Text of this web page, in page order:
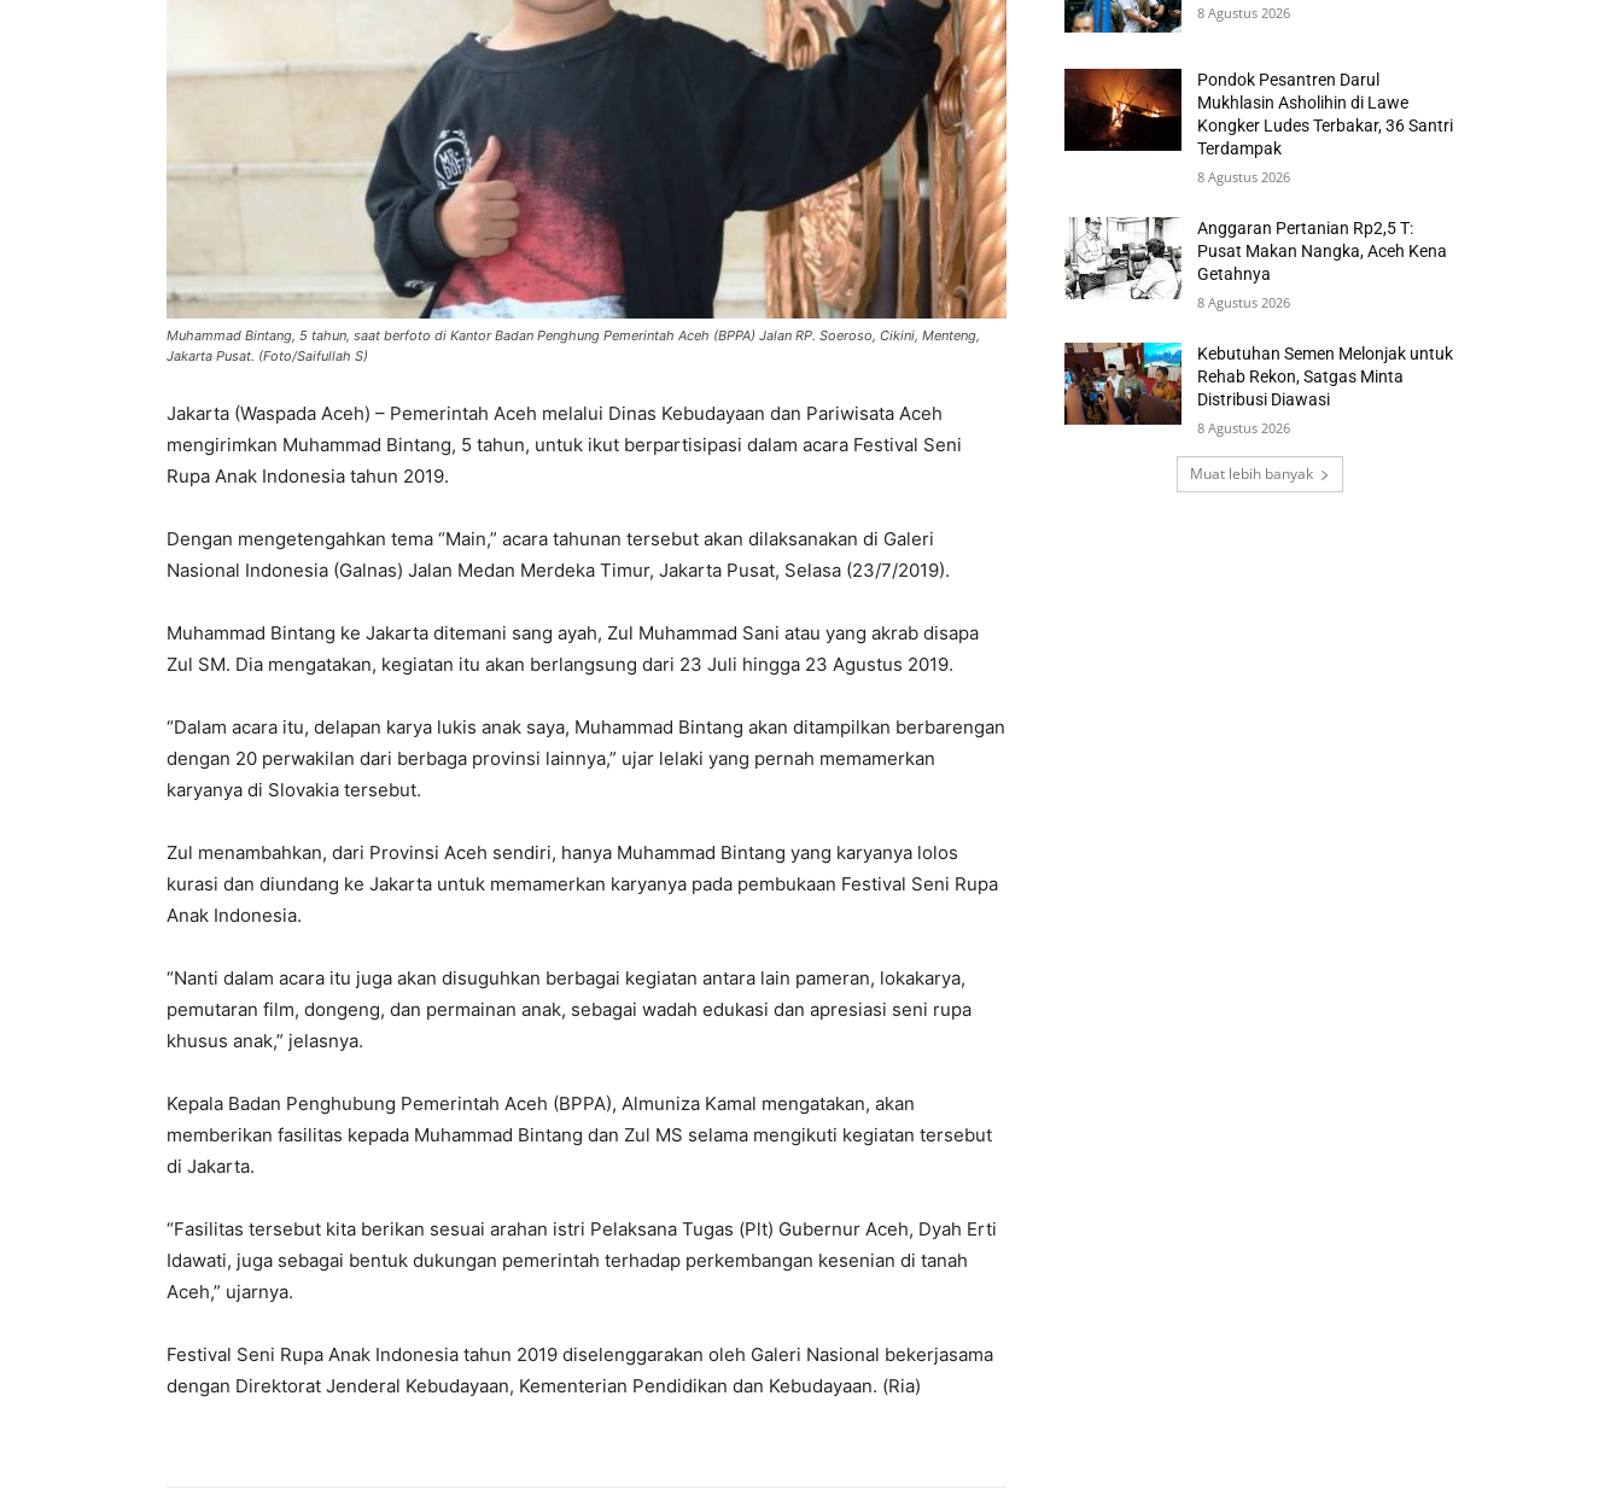
Muhammad Bintang, 5 tahun, saat berfoto di Kantor Badan Penghung Pemerintah Aceh (BPPA) Jalan RP. Soeroso, Cikini, Menteng,
Jakarta Pusat. (Foto/Saifullah S)
Jakarta (Waspada Aceh) – Pemerintah Aceh melalui Dinas Kebudayaan dan Pariwisata Aceh
mengirimkan Muhammad Bintang, 5 tahun, untuk ikut berpartisipasi dalam acara Festival Seni
Rupa Anak Indonesia tahun 2019.
Dengan mengetengahkan tema “Main,” acara tahunan tersebut akan dilaksanakan di Galeri
Nasional Indonesia (Galnas) Jalan Medan Merdeka Timur, Jakarta Pusat, Selasa (23/7/2019).
Muhammad Bintang ke Jakarta ditemani sang ayah, Zul Muhammad Sani atau yang akrab disapa
Zul SM. Dia mengatakan, kegiatan itu akan berlangsung dari 23 Juli hingga 23 Agustus 2019.
“Dalam acara itu, delapan karya lukis anak saya, Muhammad Bintang akan ditampilkan berbarengan
dengan 20 perwakilan dari berbaga provinsi lainnya,” ujar lelaki yang pernah memamerkan
karyanya di Slovakia tersebut.
Zul menambahkan, dari Provinsi Aceh sendiri, hanya Muhammad Bintang yang karyanya lolos
kurasi dan diundang ke Jakarta untuk memamerkan karyanya pada pembukaan Festival Seni Rupa
Anak Indonesia.
“Nanti dalam acara itu juga akan disuguhkan berbagai kegiatan antara lain pameran, lokakarya,
pemutaran film, dongeng, dan permainan anak, sebagai wadah edukasi dan apresiasi seni rupa
khusus anak,” jelasnya.
Kepala Badan Penghubung Pemerintah Aceh (BPPA), Almuniza Kamal mengatakan, akan
memberikan fasilitas kepada Muhammad Bintang dan Zul MS selama mengikuti kegiatan tersebut
di Jakarta.
“Fasilitas tersebut kita berikan sesuai arahan istri Pelaksana Tugas (Plt) Gubernur Aceh, Dyah Erti
Idawati, juga sebagai bentuk dukungan pemerintah terhadap perkembangan kesenian di tanah
Aceh,” ujarnya.
Festival Seni Rupa Anak Indonesia tahun 2019 diselenggarakan oleh Galeri Nasional bekerjasama
dengan Direktorat Jenderal Kebudayaan, Kementerian Pendidikan dan Kebudayaan. (Ria)
8 Agustus 2026
Pondok Pesantren Darul
Mukhlasin Asholihin di Lawe
Kongker Ludes Terbakar, 36 Santri
Terdampak
8 Agustus 2026
Anggaran Pertanian Rp2,5 T:
Pusat Makan Nangka, Aceh Kena
Getahnya
8 Agustus 2026
Kebutuhan Semen Melonjak untuk
Rehab Rekon, Satgas Minta
Distribusi Diawasi
8 Agustus 2026
Muat lebih banyak